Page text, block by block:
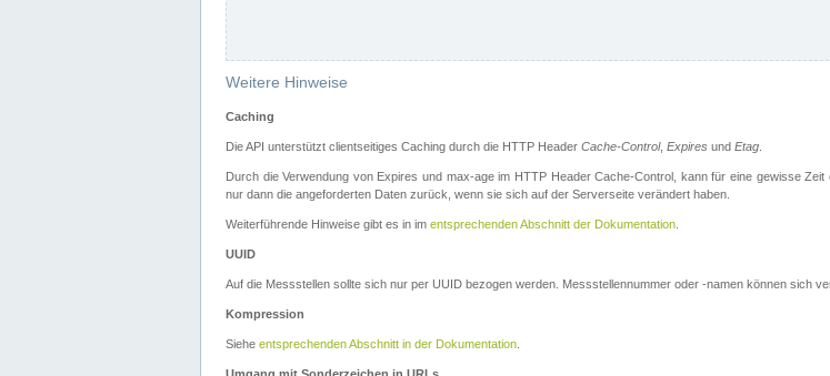
Weitere Hinweise
Caching
Die API unterstützt clientseitiges Caching durch die HTTP Header Cache-Control, Expires und Etag.
Durch die Verwendung von Expires und max-age im HTTP Header Cache-Control, kann für eine gewisse
nur dann die angeforderten Daten zurück, wenn sie sich auf der Serverseite verändert haben.
Weiterführende Hinweise gibt es in im entsprechenden Abschnitt der Dokumentation.
UUID
Auf die Messstellen sollte sich nur per UUID bezogen werden. Messstellennummer oder -namen können sich
Kompression
Siehe entsprechenden Abschnitt in der Dokumentation.